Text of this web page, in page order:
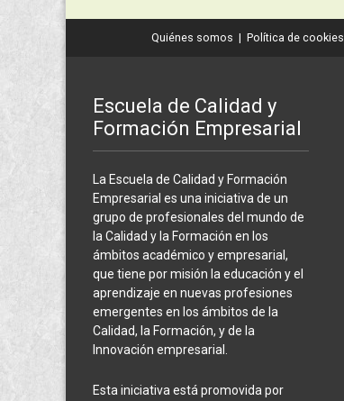
Quiénes somos | Política de cookies
Escuela de Calidad y
Formación Empresarial
La Escuela de Calidad y Formación
Empresarial es una iniciativa de un
grupo de profesionales del mundo de
la Calidad y la Formación en los
ámbitos académico y empresarial,
que tiene por misión la educación y el
aprendizaje en nuevas profesiones
emergentes en los ámbitos de la
Calidad, la Formación, y de la
Innovación empresarial.
Esta iniciativa está promovida por